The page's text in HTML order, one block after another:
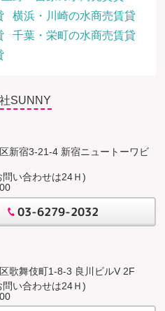
横浜・川崎の水商売賃貸
千葉・栄町の水商売賃貸
SUNNY
新宿3-21-4 新宿ニュートーワビ
い合わせは24Ｈ)
03-6279-2032
歌舞伎町1-8-3 良川ビルV 2F
い合わせは24Ｈ)